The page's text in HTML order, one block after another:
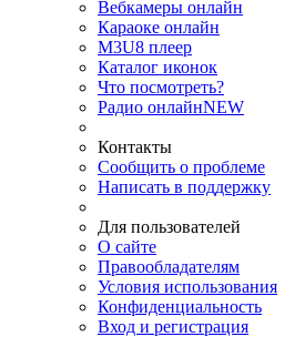
Вебкамеры онлайн
Караоке онлайн
M3U8 плеер
Каталог иконок
Что посмотреть?
Радио онлайнNEW
Контакты
Сообщить о проблеме
Написать в поддержку
Для пользователей
О сайте
Правообладателям
Условия использования
Конфиденциальность
Вход и регистрация